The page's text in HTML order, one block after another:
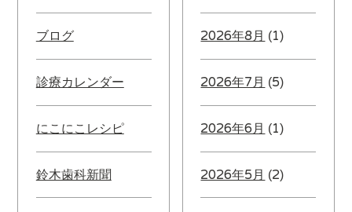
ブログ
診療カレンダー
にこにこレシピ
鈴木歯科新聞
2026年8月 (1)
2026年7月 (5)
2026年6月 (1)
2026年5月 (2)